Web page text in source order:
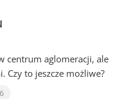
centrum aglomeracji, ale
Czy to jeszcze możliwe?